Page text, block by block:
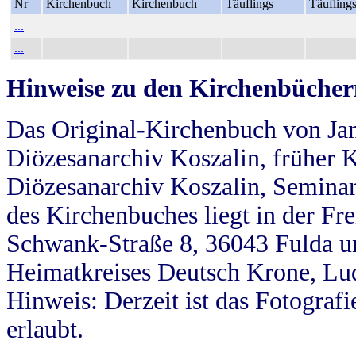
Nr
Kirchenbuch
Kirchenbuch
Täuflings
Täuflings
...
...
Hinweise zu den
Das Original-Kirchenbuch von
Diözesanarchiv Koszalin, früher
Diözesanarchiv Koszalin,
des Kirchenbuches liegt in der
Schwank-Straße 8, 36043 Fulda
Heimatkreises Deutsch Krone,
Hinweis: Derzeit ist das
erlaubt.